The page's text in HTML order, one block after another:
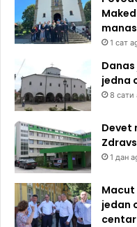
1 сат
jedna
8 сати
Devet
1 дан
Macut
jedan